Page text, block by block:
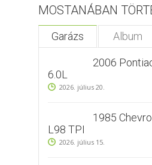
MOSTANÁBAN
Garázs Album
2006
6.0L
2026. július 20.
1985
L98 TPI
2026. július 15.